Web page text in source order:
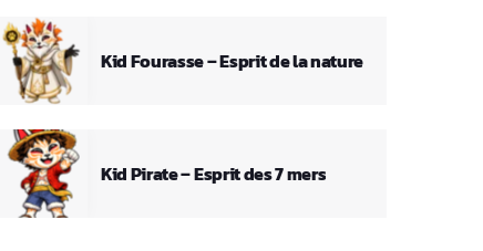
Kid Fourasse – Esprit de la nature
Kid Pirate – Esprit des 7 mers